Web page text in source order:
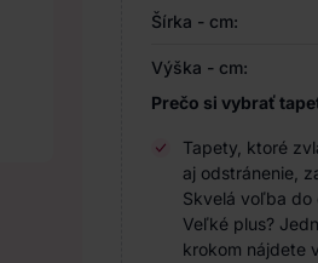
Šírka - cm:
Výška - cm:
Prečo si vybrať
Tapety, ktoré
aj odstránenie,
Skvelá voľba do
Veľké plus?
krokom nájdete